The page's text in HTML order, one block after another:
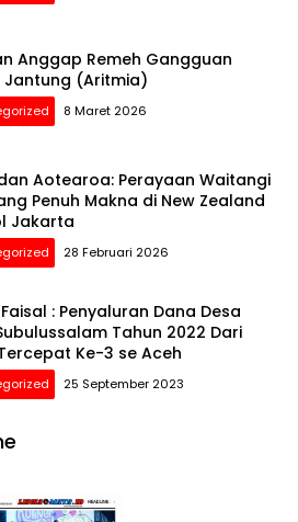
Anggap Remeh Gangguan
Jantung (Aritmia)
8 Maret 2026
Aotearoa: Perayaan Waitangi
Penuh Makna di New Zealand
Jakarta
28 Februari 2026
: Penyaluran Dana Desa
Tahun 2022 Dari
Ke-3 se Aceh
25 September 2023